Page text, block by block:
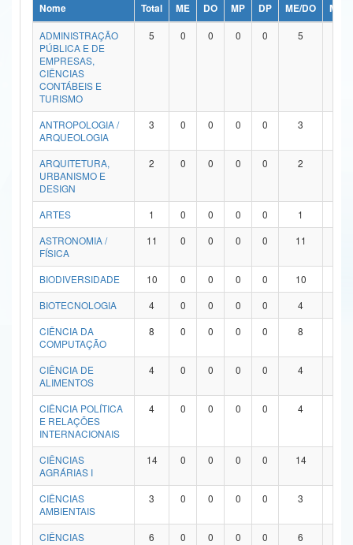
Ministério da Ciência, Tecnologia, Inovações e Comunicações
Ministério do Meio Ambiente
Ministério do Turismo
Ministério do Desenvolvimento Regional
Controladoria-Geral da União
Ministério da Mulher, da Família e dos Direitos Humanos
Secretaria de Governo
Advocacia-Geral da União
Banco Central do Brasil
Nome Total ME DO MP DP ME/DO
MP/
ADMINISTRAÇÃO
PÚBLICA E DE
EMPRESAS,
CIÊNCIAS
CONTÁBEIS E
TURISMO
5 0 0 0 0 5
ANTROPOLOGIA /
ARQUEOLOGIA
3 0 0 0 0 3
ARQUITETURA,
URBANISMO E
DESIGN
2 0 0 0 0 2
ARTES 1 0 0 0 0 1
ASTRONOMIA /
FÍSICA
11 0 0 0 0 11
BIODIVERSIDADE 10 0 0 0 0 10
BIOTECNOLOGIA
4 0 0 0 0 4
CIÊNCIA DA
COMPUTAÇÃO
8 0 0 0 0 8
CIÊNCIA DE
ALIMENTOS
4 0 0 0 0 4
CIÊNCIA POLÍTICA
E RELAÇÕES
INTERNACIONAIS
4 0 0 0 0 4
CIÊNCIAS
AGRÁRIAS I
14 0 0 0 0 14
CIÊNCIAS
AMBIENTAIS
3 0 0 0 0 3
CIÊNCIAS
6 0 0 0 0 6